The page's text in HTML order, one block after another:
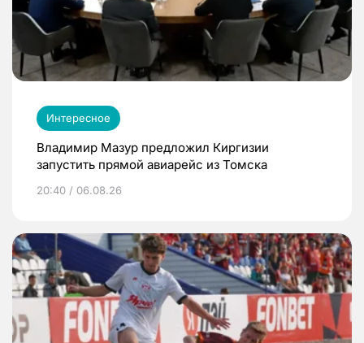
Интересное
Владимир Мазур предложил Киргизии
запустить прямой авиарейс из Томска
20:40 / 06.08.26